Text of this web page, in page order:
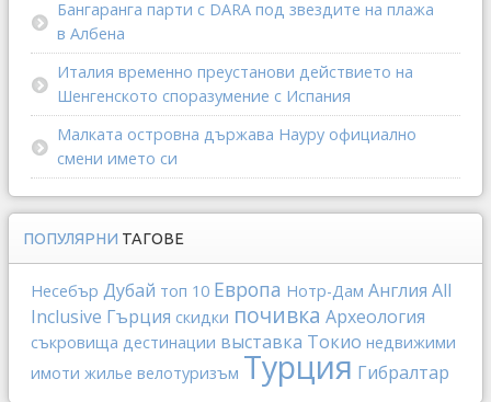
Бангаранга парти с DARA под звездите на плажа
в Албена
Италия временно преустанови действието на
Шенгенското споразумение с Испания
Малката островна държава Науру официално
смени името си
ПОПУЛЯРНИ ТАГОВЕ
Несебър Дубай топ 10 Европа Нотр-Дам Англия All
Inclusive Гърция скидки почивка Археология
съкровища дестинации выставка Токио недвижими
имоти жилье велотуризъм Турция Гибралтар